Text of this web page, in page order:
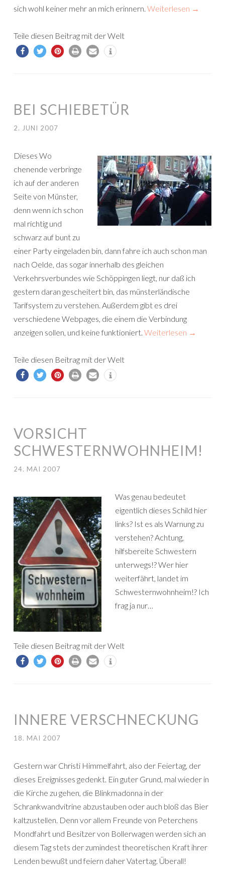
sich wohl keiner mehr an mich erinnern. Weiterlesen →
Teile diesen Beitrag mit der Welt
BEI SCHIEBETÜR
2. JUNI 2007
Dieses Wo
chenende verbringe
ich auf der anderen
Seite von Münster,
denn wenn ich schon
mal richtig und
schwarz auf bunt zu
einer Party eingeladen bin, dann fahre ich auch schon man
nach Oelde, das sogar innerhalb des gleichen
Verkehrsverbundes wie Schöppingen liegt, nur daß ich
gestern daran gescheitert bin, das münsterländische
Tarifsystem zu verstehen. Außerdem gibt es drei
verschiedene Webpages, die einem die Verbindung
anzeigen sollen, und keine funktioniert. Weiterlesen →
Teile diesen Beitrag mit der Welt
VORSICHT
SCHWESTERNWOHNHEIM!
24. MAI 2007
Was genau bedeutet
eigentlich dieses Schild hier
links? Ist es als Warnung zu
verstehen? Achtung,
hilfsbereite Schwestern
unterwegs!? Wer hier
weiterfährt, landet im
Schwesternwohnheim!? Ich
frag ja nur…
Teile diesen Beitrag mit der Welt
INNERE VERSCHNECKUNG
18. MAI 2007
Gestern war Christi Himmelfahrt, also der Feiertag, der
dieses Ereignisses gedenkt. Ein guter Grund, mal wieder in
die Kirche zu gehen, die Blinkmadonna in der
Schrankwandvitrine abzustauben oder auch bloß das Bier
kaltzustellen. Denn vor allem Freunde von Peterchens
Mondfahrt und Besitzer von Bollerwagen werden sich an
diesem Tag stets der zumindest theoretischen Kraft ihrer
Lenden bewußt und feiern daher Vatertag. Überall!